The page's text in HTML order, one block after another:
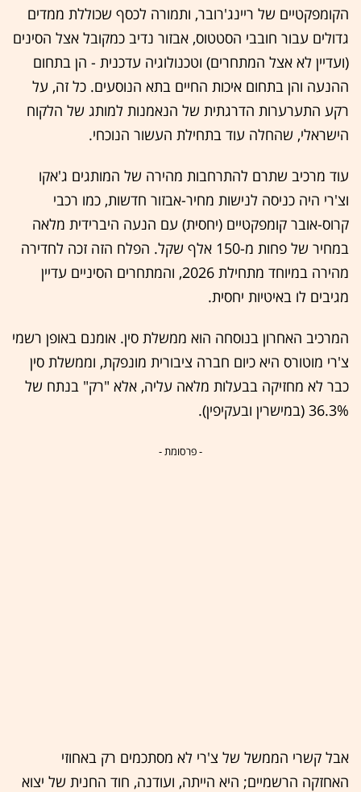
הקומפקטיים של ריינג'רובר, ותמורה לכסף שכוללת ממדים
גדולים עבור חובבי הסטטוס, אבזור נדיב כמקובל אצל הסינים
(ועדיין לא אצל המתחרים) וטכנולוגיה עדכנית - הן בתחום
ההנעה והן בתחום איכות החיים בתא הנוסעים. כל זה, על
רקע התערערות הדרגתית של הנאמנות למותג של הלקוח
הישראלי, שהחלה עוד בתחילת העשור הנוכחי.
עוד מרכיב שתרם להתרחבות מהירה של המותגים ג'אקו
וצ'רי היה כניסה לנישות מחיר-אבזור חדשות, כמו רכבי
קרוס-אובר קומפקטיים (יחסית) עם הנעה היברידית מלאה
במחיר של פחות מ-150 אלף שקל. הפלח הזה זכה לחדירה
מהירה במיוחד מתחילת 2026, והמתחרים הסיניים עדיין
מגיבים לו באיטיות יחסית.
המרכיב האחרון בנוסחה הוא ממשלת סין. אומנם באופן רשמי
צ'רי מוטורס היא כיום חברה ציבורית מונפקת, וממשלת סין
כבר לא מחזיקה בבעלות מלאה עליה, אלא "רק" בנתח של
36.3% (במישרין ובעקיפין).
- פרסומת -
אבל קשרי הממשל של צ'רי לא מסתכמים רק באחוזי
האחזקה הרשמיים; היא הייתה, ועודנה, חוד החנית של יצוא